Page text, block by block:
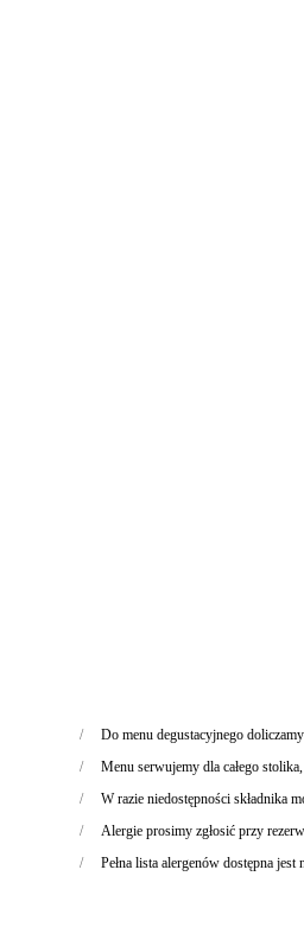
Do menu degustacyjnego
Menu serwujemy dla całego
W razie niedostępności składnika
Alergie prosimy zgłosić przy
Pełna lista alergenów dostępna jest